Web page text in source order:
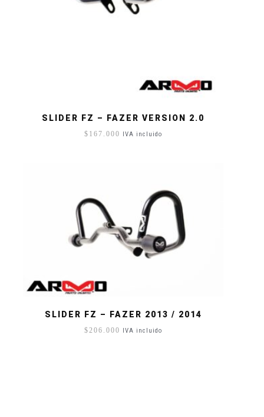
SLIDER FZ – FAZER VERSION 2.0
$ 167.000 IVA incluido
SLIDER FZ – FAZER 2013 / 2014
$206.000 IVA incluido